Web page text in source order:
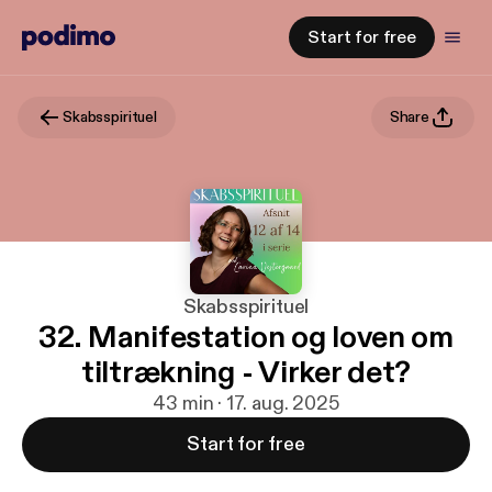
Start for free
Skabsspirituel Share
Skabsspirituel
32. Manifestation og loven om
tiltrækning - Virker det?
43 min · 17. aug. 2025
Start for free